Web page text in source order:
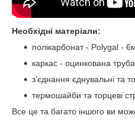
Необхідні матеріали:
полікарбонат - Polygal -
каркас - оцинкована
з'єднання єднувальні та
термошайби та торцеві
Все це та багато іншого ви